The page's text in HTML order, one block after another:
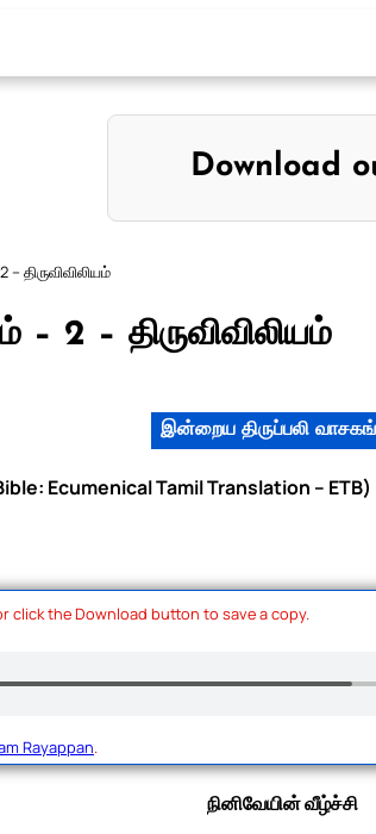
Download
திருவிவிலியம்
– 2 – திருவிவிலியம்
இன்றைய திருப்பலி
Ecumenical Tamil Translation – ETB)
click the Download button to save a copy.
Rayappan.
நினிவேயின் வீழ்ச்சி